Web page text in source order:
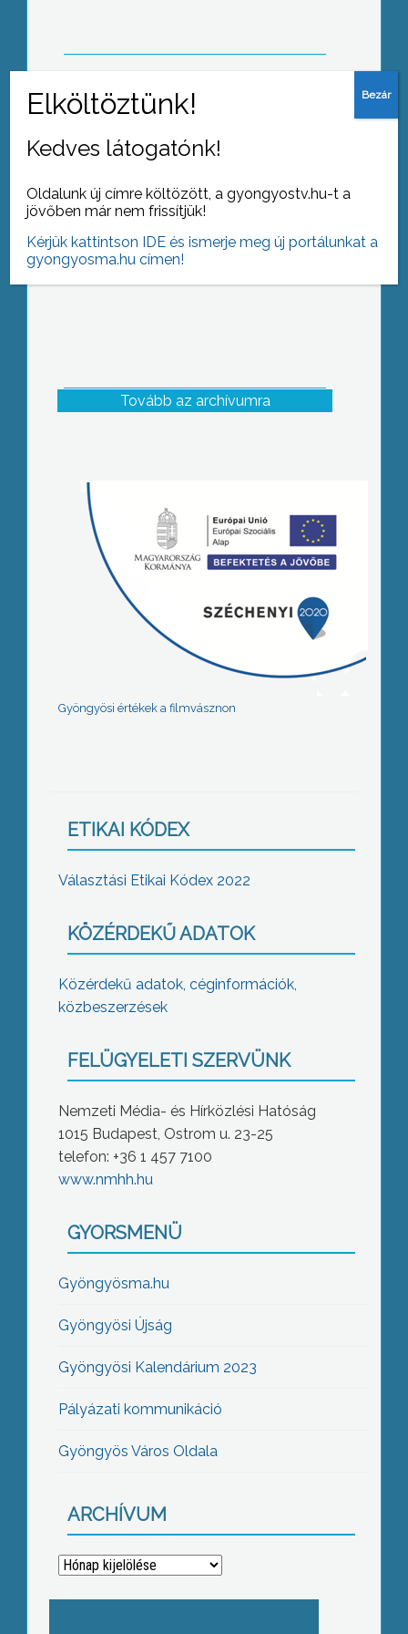
indul szeptembertől a gyöngyösi
Tovább az archívumra
Gyöngyösi értékek a filmvásznon
ETIKAI KÓDEX
Választási Etikai Kódex 2022
KÖZÉRDEKŰ ADATOK
Közérdekű adatok, céginformációk,
közbeszerzések
FELÜGYELETI SZERVÜNK
Nemzeti Média- és Hírközlési Hatóság
1015 Budapest, Ostrom u. 23-25
telefon: +36 1 457 7100
www.nmhh.hu
GYORSMENÜ
Gyöngyösma.hu
Gyöngyösi Újság
Gyöngyösi Kalendárium 2023
Pályázati kommunikáció
Gyöngyös Város Oldala
ARCHÍVUM
Archívum
Kedves látogatónk!
Oldalunk új címre költözött, a gyongyostv.hu-t a
jövőben már nem frissítjük!
Kérjük kattintson IDE és ismerje meg új portálunkat a
gyongyosma.hu címen!